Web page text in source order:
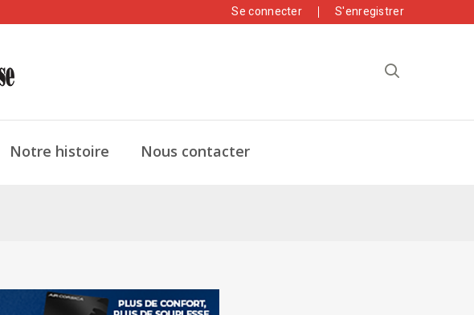
Se connecter S'enregistrer
Notre histoire Nous contacter